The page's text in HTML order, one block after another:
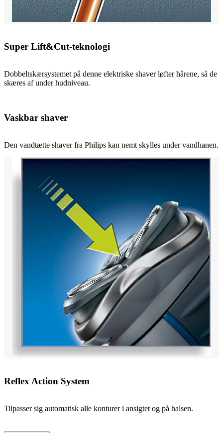
Super Lift&Cut-teknologi
Dobbeltskærsystemet på denne elektriske shaver løfter hårene, så de
skæres af under hudniveau.
Vaskbar shaver
Den vandtætte shaver fra Philips kan nemt skylles under vandhanen.
Reflex Action System
Tilpasser sig automatisk alle konturer i ansigtet og på halsen.